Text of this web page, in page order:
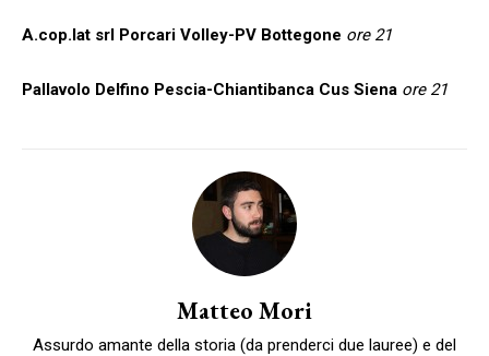
A.cop.lat srl Porcari Volley-PV Bottegone ore 21
Pallavolo Delfino Pescia-Chiantibanca Cus Siena ore 21
Matteo Mori
Assurdo amante della storia (da prenderci due lauree) e del